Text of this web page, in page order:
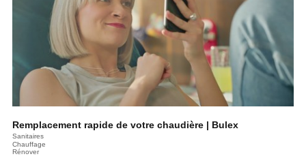
Remplacement rapide de votre chaudière | Bulex
Sanitaires
Chauffage
Rénover